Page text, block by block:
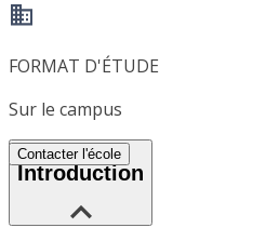
FORMAT D'ÉTUDE
Sur le campus
Contacter l'école
Introduction